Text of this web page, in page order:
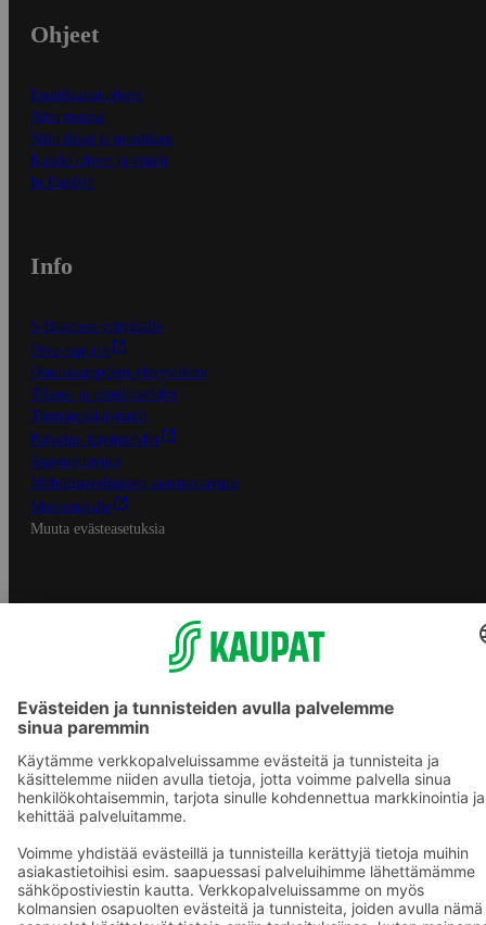
Ohjeet
Ensitilaajan ohjeet
Näin maksat
Näin tilaat ja muokkaat
Kaikki ohjeet ja vinkit
In English
Info
S-Business yrityksille
Oiva-raportit
Osuuskauppojen yhteystiedot
Tilaus- ja toimitusehdot
Tietosuojakäytäntö
Palvelun käyttöehdot
Saavutettavuus
Mobiilisovelluksen saavutettavuus
Mainostajalle
Muuta evästeasetuksia
S-ryhmän palvelut
Asiakasomistajuus
Yhteishyvä Ruoka -sovellus
Prisma.fi
Sokos.fi
S-Pankki
Sokos Hotels
Raflaamo